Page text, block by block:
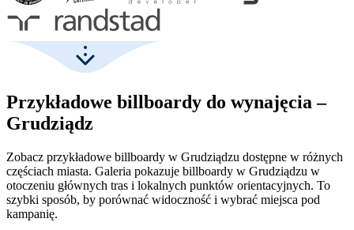
Przykładowe billboardy do wynajęcia –
Grudziądz
Zobacz przykładowe billboardy w Grudziądzu dostępne w różnych
częściach miasta. Galeria pokazuje billboardy w Grudziądzu w
otoczeniu głównych tras i lokalnych punktów orientacyjnych. To
szybki sposób, by porównać widoczność i wybrać miejsca pod
kampanię.